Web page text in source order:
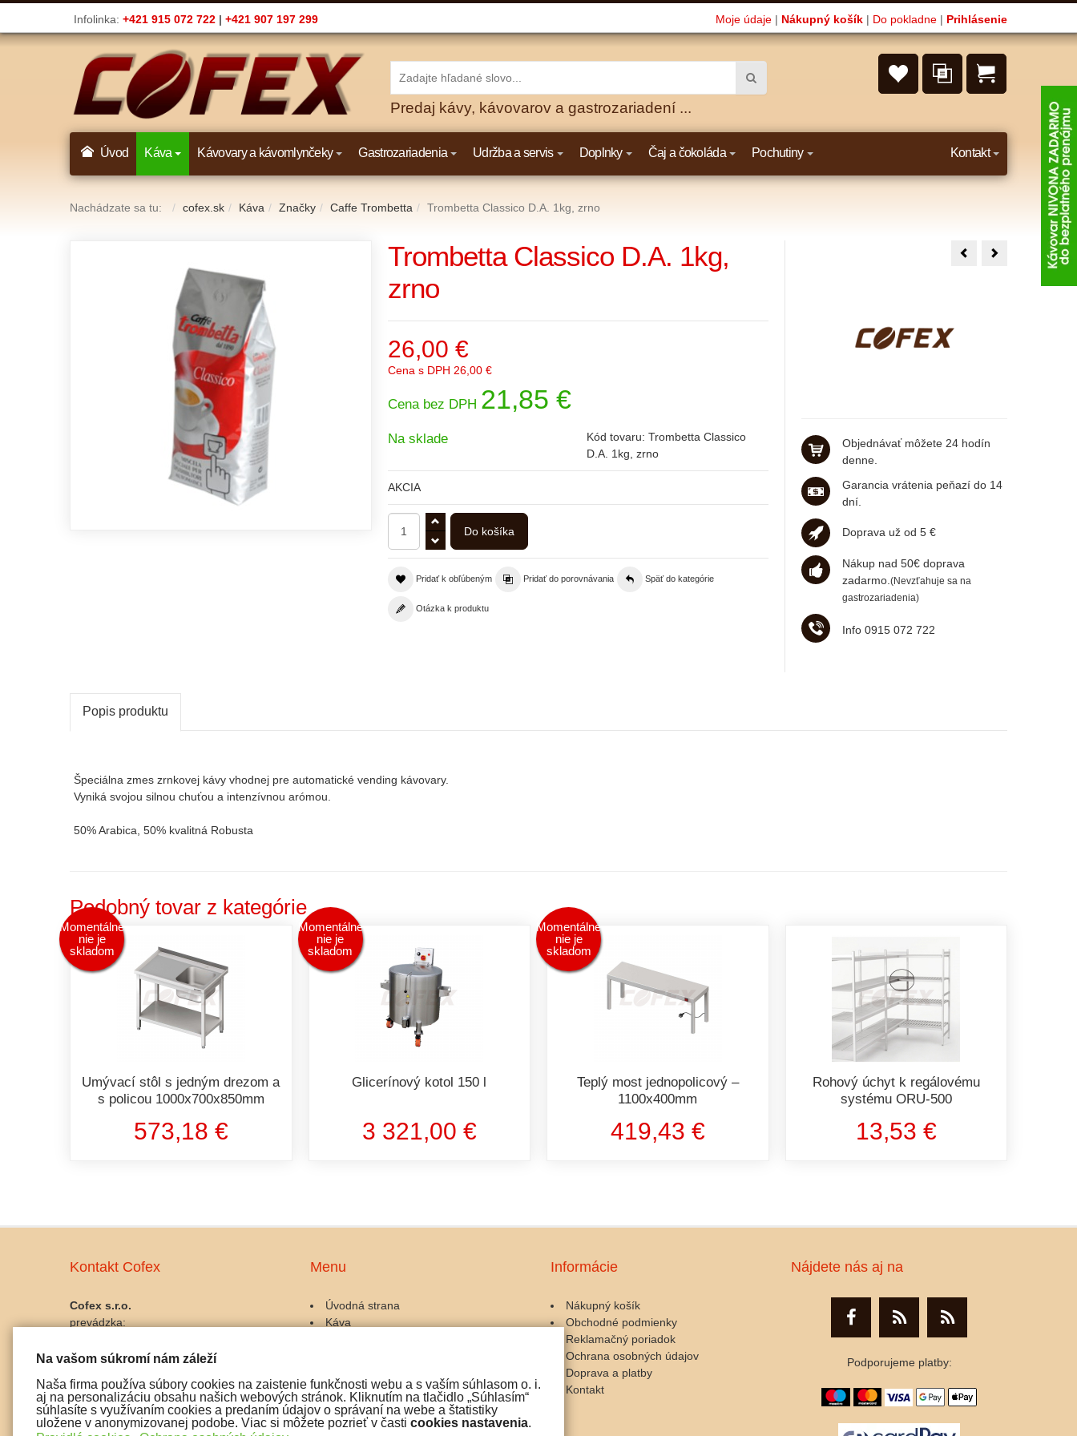
Na vašom súkromí nám záleží
Naša firma používa súbory cookies na zaistenie funkčnosti webu a s vaším súhlasom o. i.
aj na personalizáciu obsahu našich webových stránok. Kliknutím na tlačidlo „Súhlasím“
súhlasíte s využívaním cookies a predaním údajov o správaní na webe a štatistiky
uložene v anonymizovanej podobe. Viac si môžete pozrieť v časti cookies nastavenia.
Infolinka: +421 915 072 722 | +421 907 197 299 Moje údaje | Nákupný košík | Do pokladne | Prihlásenie
Predaj kávy, kávovarov a gastrozariadení ...
Úvod Káva Kávovary a kávomlynčeky Gastrozariadenia Udržba a servis Doplnky Čaj a čokoláda Pochutiny Kontakt
Nachádzate sa tu: cofex.sk Káva Značky Caffe Trombetta Trombetta Classico D.A. 1kg, zrno
Trombetta Classico D.A. 1kg,
zrno
26,00 €
Cena s DPH 26,00 €
Cena bez DPH 21,85 €
Na sklade Kód tovaru: Trombetta Classico
D.A. 1kg, zrno
AKCIA
Pridať k obľúbeným Pridať do porovnávania Späť do kategórie
Otázka k produktu
TrombettaTrombetta
Objednávať môžete 24 hodín
denne.
Garancia vrátenia peňazí do 14
dní.
Doprava už od 5 €
Nákup nad 50€ doprava
zadarmo.(Nevzťahuje sa na
gastrozariadenia)
Info 0915 072 722
Popis produktu
Špeciálna zmes zrnkovej kávy vhodnej pre automatické vending kávovary.
Vyniká svojou silnou chuťou a intenzívnou arómou.
50% Arabica, 50% kvalitná Robusta
Podobný tovar z kategórie
Momentálne
nie je
skladom
Umývací stôl s jedným drezom a
s policou 1000x700x850mm
573,18 €
Momentálne
nie je
skladom
Glicerínový kotol 150 l
3 321,00 €
Momentálne
nie je
skladom
Teplý most jednopolicový –
1100x400mm
419,43 €
Rohový úchyt k regálovému
systému ORU-500
13,53 €
Kontakt Cofex
Cofex s.r.o.
prevádzka:
IČO: 45486042
tel:
0915 072 722
0907 197 299
Menu
Úvodná strana
Káva
Doplnky ku káve
Čaj a čokoláda
Pochutiny
Informácie
Nákupný košík
Obchodné podmienky
Reklamačný poriadok
Ochrana osobných údajov
Doprava a platby
Kontakt
Nájdete nás aj na
Podporujeme platby: